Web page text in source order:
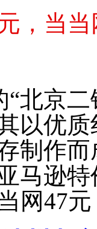
，当当
京二
以优
制作
马逊
网47